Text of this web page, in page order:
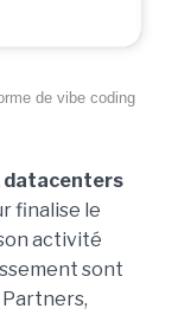
de vibe coding
datacenters
finalise le
activité
sont